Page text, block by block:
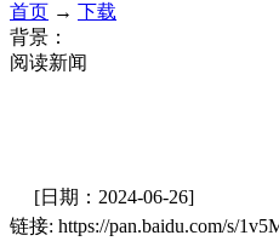
首页 → 下载
背景：
阅读新闻
[日期：2024-06-26]
链接: https://pan.baidu.com/s/